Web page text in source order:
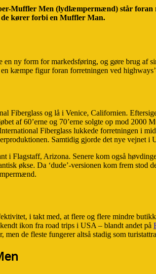
Muffler Men (lydlæmpermænd) står foran
de kører forbi en Muffler Man.
ny form for markedsføring, og gøre brug af
kæmpe figur foran forretningen ved
Fiberglass og lå i Venice, Californien.
af 60’erne og 70’erne solgte op mod
Fiberglass lukkede forretningen i
Samtidig gjorde det nye vejnet
i Flagstaff, Arizona. Senere kom også
økse. Da ‘dude’-versionen kom frem
i takt med, at flere og flere mindre
ikon fra road trips i USA – blandt andet på
de fleste fungerer altså stadig som